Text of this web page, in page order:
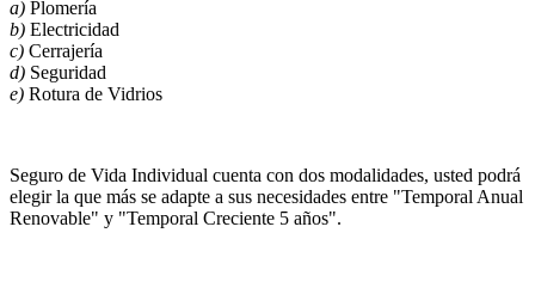
a) Plomería
b) Electricidad
c) Cerrajería
d) Seguridad
e) Rotura de Vidrios
Seguro de Vida Individual cuenta con dos modalidades, usted podrá
elegir la que más se adapte a sus necesidades entre "Temporal Anual
Renovable" y "Temporal Creciente 5 años".